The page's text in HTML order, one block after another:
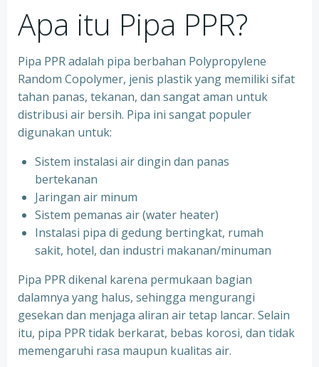
Apa itu Pipa PPR?
Pipa PPR adalah pipa berbahan Polypropylene
Random Copolymer, jenis plastik yang memiliki sifat
tahan panas, tekanan, dan sangat aman untuk
distribusi air bersih. Pipa ini sangat populer
digunakan untuk:
Sistem instalasi air dingin dan panas
bertekanan
⁠Jaringan air minum
⁠Sistem pemanas air (water heater)
⁠Instalasi pipa di gedung bertingkat, rumah
sakit, hotel, dan industri makanan/minuman
Pipa PPR dikenal karena permukaan bagian
dalamnya yang halus, sehingga mengurangi
gesekan dan menjaga aliran air tetap lancar. Selain
itu, pipa PPR tidak berkarat, bebas korosi, dan tidak
memengaruhi rasa maupun kualitas air.